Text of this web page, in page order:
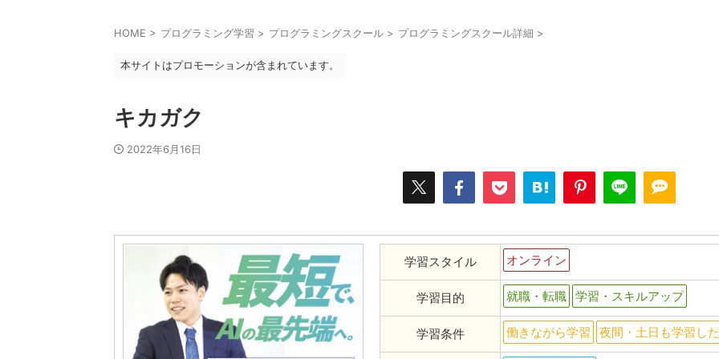
HOME > プログラミング学習 > プログラミングスクール > プログラミングスクール詳細 >
本サイトはプロモーションが含まれています。
キカガク
2022年6月16日
学習スタイル オンライン
学習目的 就職・転職 学習・スキルアップ
学習条件 働きながら学習 夜間・土日も学習し